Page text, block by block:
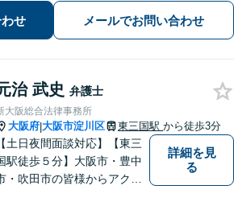
をご提案します
せ メールでお問い合わせ
治 武史 弁護士
大阪総合法律事務所
大阪府|大阪市淀川区 東三国駅 から徒歩3分
【土日夜間面談対応】【東三
駅徒歩５分】大阪市・豊中
・吹田市の皆様からアクセ
詳細を見
る